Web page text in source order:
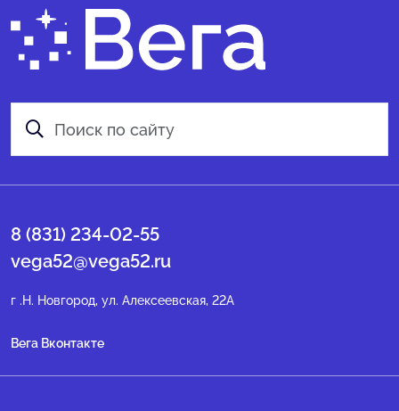
8 (831) 234-02-55
vega52@vega52.ru
г .Н. Новгород, ул. Алексеевская, 22А
Вега Вконтакте